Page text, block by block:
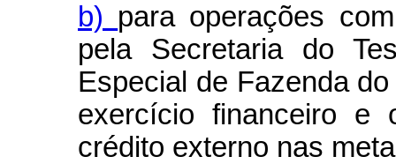
b) para operações
pela Secretaria do
Especial de Fazenda
exercício financeiro e
crédito externo nas